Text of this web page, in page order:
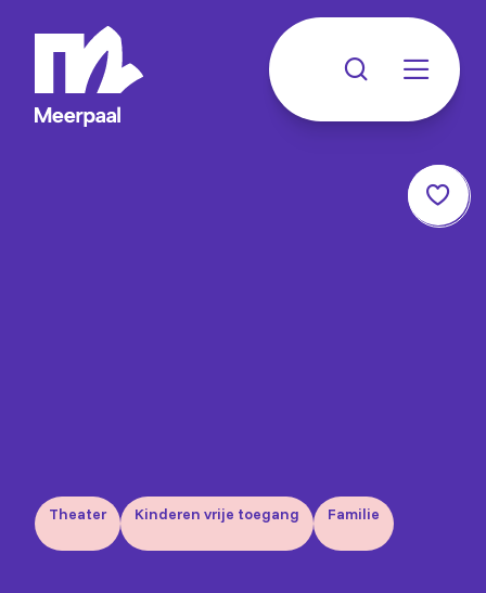
Theater Kinderen vrije toegang Familie